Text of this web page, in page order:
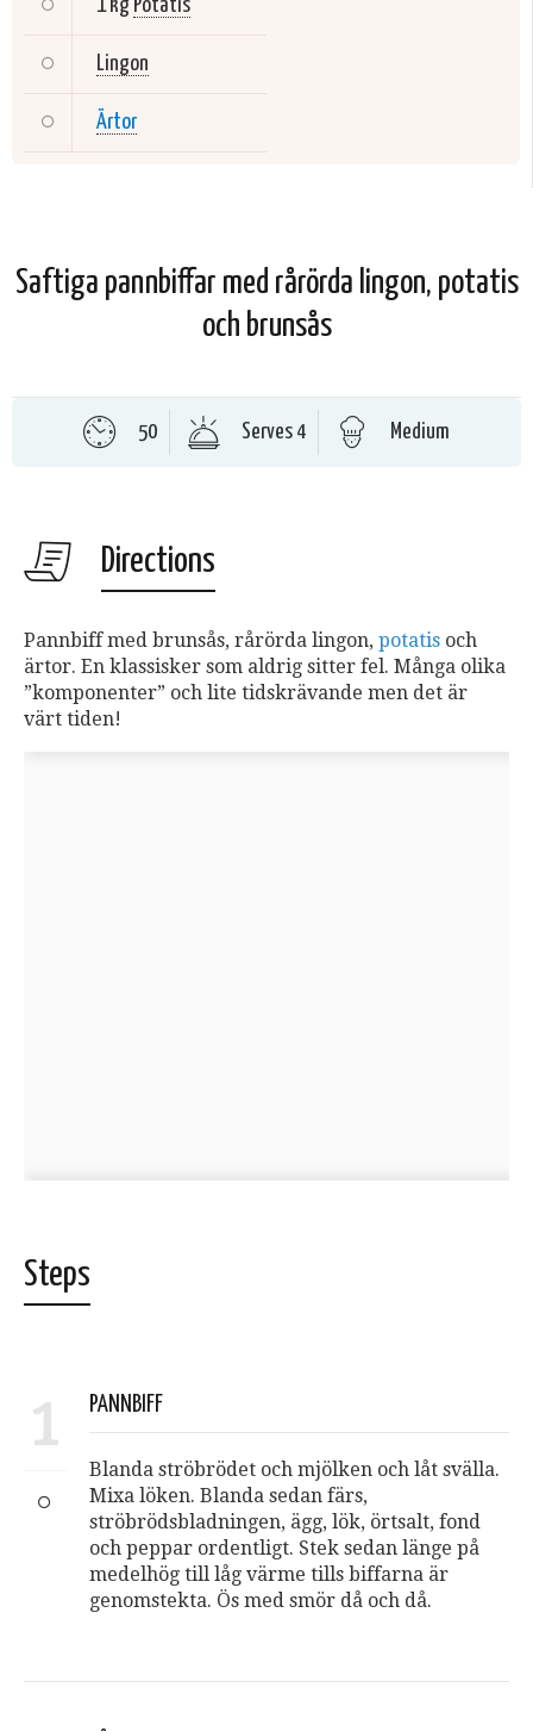
1 kg Potatis
Lingon
Ärtor
Saftiga pannbiffar med rårörda lingon, potatis
och brunsås
50 Serves 4 Medium
Directions
Pannbiff med brunsås, rårörda lingon, potatis och
ärtor. En klassisker som aldrig sitter fel. Många olika
”komponenter” och lite tidskrävande men det är
värt tiden!
Steps
1 PANNBIFF
Blanda ströbrödet och mjölken och låt svälla.
Mixa löken. Blanda sedan färs,
ströbrödsbladningen, ägg, lök, örtsalt, fond
och peppar ordentligt. Stek sedan länge på
medelhög till låg värme tills biffarna är
genomstekta. Ös med smör då och då.